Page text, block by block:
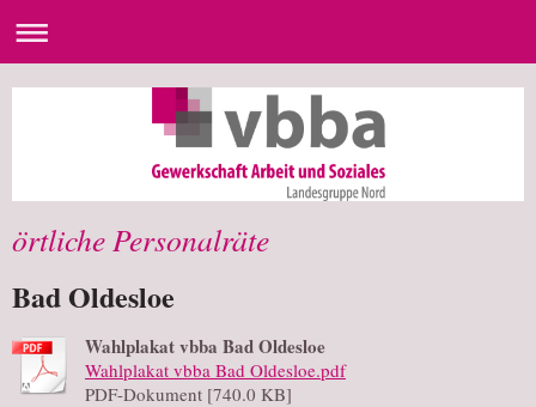
örtliche Personalräte
Bad Oldesloe
Wahlplakat vbba Bad Oldesloe
Wahlplakat vbba Bad Oldesloe.pdf
PDF-Dokument [740.0 KB]